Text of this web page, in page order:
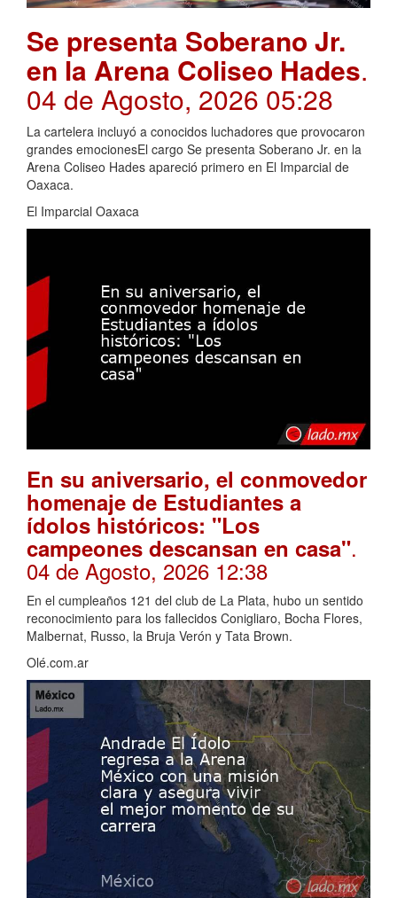
Se presenta Soberano Jr.
en la Arena Coliseo Hades.
04 de Agosto, 2026 05:28
La cartelera incluyó a conocidos luchadores que provocaron
grandes emocionesEl cargo Se presenta Soberano Jr. en la
Arena Coliseo Hades apareció primero en El Imparcial de
Oaxaca.
El Imparcial Oaxaca
En su aniversario, el conmovedor
homenaje de Estudiantes a
ídolos históricos: "Los
campeones descansan en casa".
04 de Agosto, 2026 12:38
En el cumpleaños 121 del club de La Plata, hubo un sentido
reconocimiento para los fallecidos Conigliaro, Bocha Flores,
Malbernat, Russo, la Bruja Verón y Tata Brown.
Olé.com.ar